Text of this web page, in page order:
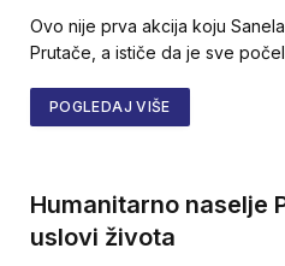
Ovo nije prva akcija koju
Prutače, a ističe da je sve
POGLEDAJ VIŠE
Humanitarno naselje
uslovi života